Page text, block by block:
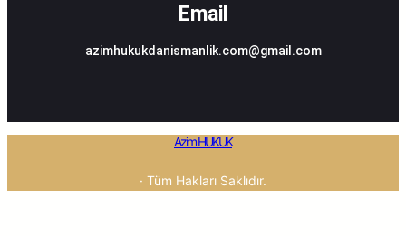
Email
azimhukukdanismanlik.com@gmail.com
Azim HUKUK
· Tüm Hakları Saklıdır.